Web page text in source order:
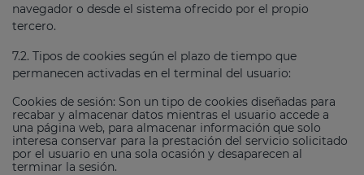
navegador o desde el sistema ofrecido por el propio
tercero.
7.2. Tipos de cookies según el plazo de tiempo que
permanecen activadas en el terminal del usuario:
Cookies de sesión: Son un tipo de cookies diseñadas para
recabar y almacenar datos mientras el usuario accede a
una página web, para almacenar información que solo
interesa conservar para la prestación del servicio solicitado
por el usuario en una sola ocasión y desaparecen al
terminar la sesión.